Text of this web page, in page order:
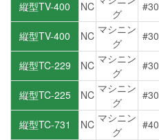
縦型TV-400 NC
グ
#30
縦型TV-400 NC マシニン
グ
#30
縦型TC-229 NC マシニン
グ
#30
縦型TC-225 NC マシニン
グ
#30
縦型TC-731 NC マシニン
グ
#40